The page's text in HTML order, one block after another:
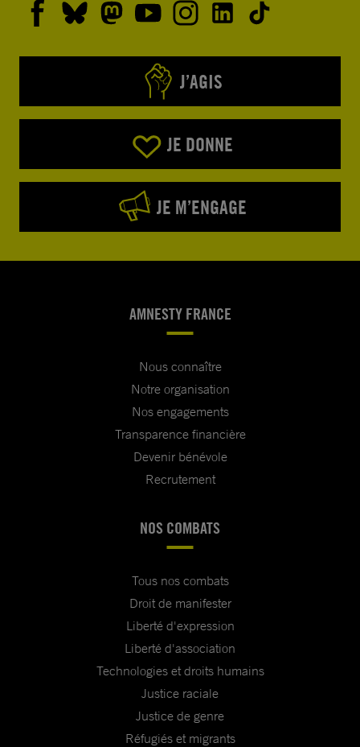
J’AGIS
JE DONNE
JE M’ENGAGE
AMNESTY FRANCE
Nous connaître
Notre organisation
Nos engagements
Transparence financière
Devenir bénévole
Recrutement
NOS COMBATS
Tous nos combats
Droit de manifester
Liberté d'expression
Liberté d'association
Technologies et droits humains
Justice raciale
Justice de genre
Réfugiés et migrants